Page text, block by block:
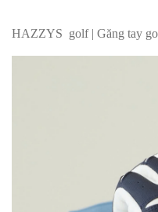
HAZZYS golf | Găng tay